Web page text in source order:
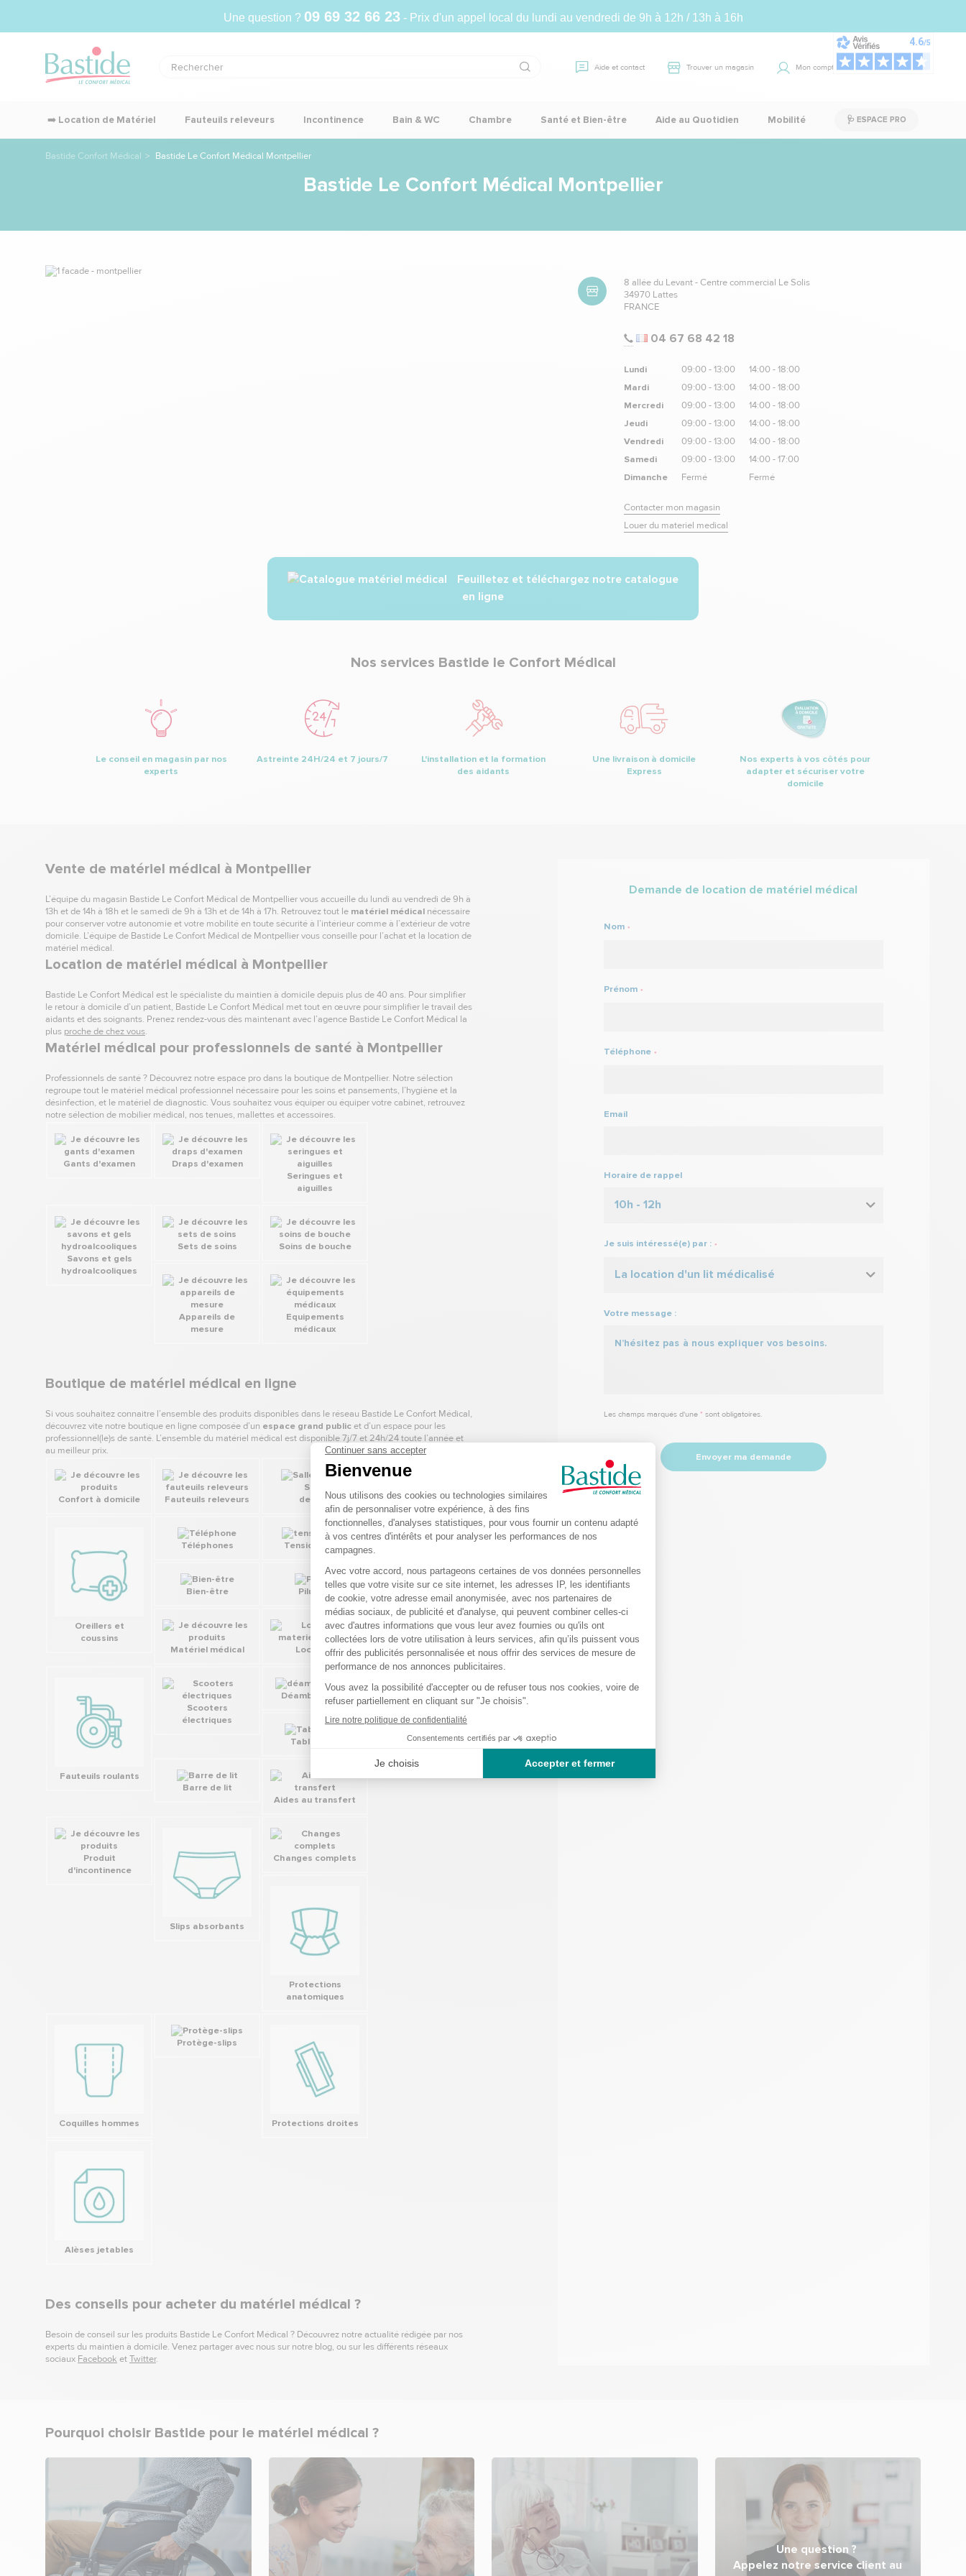
Une question ? 09 69 32 66 23- Prix d'un appel local du lundi au vendredi de 9h à 12h / 13h à 16h
Aide et contact Trouver un magasin Mon compte Panier
➡️ Location de Matériel Fauteuils releveurs Incontinence Bain & WC Chambre Santé et Bien-être Aide au Quotidien Mobilité 🩺 ESPACE PRO
Bastide Confort Médical Bastide Le Confort Médical Montpellier
Bastide Le Confort Médical Montpellier
8 allée du Levant - Centre commercial Le Solis
34970 Lattes
FRANCE
04 67 68 42 18
Lundi
Mardi
Mercredi
Jeudi
Vendredi
Samedi
Dimanche
09:00 - 13:00
09:00 - 13:00
09:00 - 13:00
09:00 - 13:00
09:00 - 13:00
09:00 - 13:00
Fermé
14:00 - 18:00
14:00 - 18:00
14:00 - 18:00
14:00 - 18:00
14:00 - 18:00
14:00 - 17:00
Fermé
Contacter mon magasin
Louer du materiel medical
Feuilletez et téléchargez notre catalogue
en ligne
Nos services Bastide le Confort Médical
Le conseil en magasin par nos
experts
Astreinte 24H/24 et 7 jours/7
L'installation et la formation
des aidants
Une livraison à domicile
Express
Nos experts à vos côtés pour
adapter et sécuriser votre
domicile
Vente de matériel médical à Montpellier
L’équipe du magasin Bastide Le Confort Médical de Montpellier vous accueille du lundi au vendredi de 9h à
13h et de 14h à 18h et le samedi de 9h à 13h et de 14h à 17h. Retrouvez tout le matériel médical nécessaire
pour conserver votre autonomie et votre mobilité en toute sécurité à l’intérieur comme à l’extérieur de votre
domicile. L’équipe de Bastide Le Confort Médical de Montpellier vous conseille pour l’achat et la location de
matériel médical.
Location de matériel médical à Montpellier
Bastide Le Confort Médical est le spécialiste du maintien à domicile depuis plus de 40 ans. Pour simplifier
le retour à domicile d’un patient, Bastide Le Confort Médical met tout en œuvre pour simplifier le travail des
aidants et des soignants. Prenez rendez-vous dès maintenant avec l’agence Bastide Le Confort Médical la
plus proche de chez vous.
Matériel médical pour professionnels de santé à Montpellier
Professionnels de santé ? Découvrez notre espace pro dans la boutique de Montpellier. Notre sélection
regroupe tout le matériel médical professionnel nécessaire pour les soins et pansements, l’hygiène et la
désinfection, et le matériel de diagnostic. Vous souhaitez vous équiper ou équiper votre cabinet, retrouvez
notre sélection de mobilier médical, nos tenues, mallettes et accessoires.
Gants d'examen
Draps d'examen
Seringues et
aiguilles
Savons et gels
hydroalcooliques
Sets de soins Soins de bouche
Appareils de
mesure
Equipements
médicaux
Boutique de matériel médical en ligne
Si vous souhaitez connaitre l’ensemble des produits disponibles dans le réseau Bastide Le Confort Médical,
découvrez vite notre boutique en ligne composée d’un espace grand public et d’un espace pour les
professionnel(le)s de santé. L’ensemble du matériel médical est disponible 7j/7 et 24h/24 toute l’année et
au meilleur prix.
Confort à domicile Fauteuils releveurs
Salle
de bain
Oreillers et
coussins
Téléphones Tensiomètres
Bien-être Piluliers
Matériel médical Location
Fauteuils roulants
Scooters
électriques
Déambulateurs
Table de lit
Barre de lit
Aides au transfert
Produit
d'incontinence
Slips absorbants
Changes complets
Protections
anatomiques
Coquilles hommes
Protège-slips
Protections droites
Alèses jetables
Des conseils pour acheter du matériel médical ?
Besoin de conseil sur les produits Bastide Le Confort Médical ? Découvrez notre actualité rédigée par nos
experts du maintien à domicile. Venez partager avec nous sur notre blog, ou sur les différents réseaux
sociaux Facebook etTwitter.
Demande de location de matériel médical
*
Nom
*
Prénom
*
Téléphone
Email
Horaire de rappel
10h - 12h
*
Je suis intéressé(e) par :
La location d'un lit médicalisé
Votre message :
Les champs marqués d'une * sont obligatoires.
Envoyer ma demande
Pourquoi choisir Bastide pour le matériel médical ?
Une question ?
Appelez notre service client au